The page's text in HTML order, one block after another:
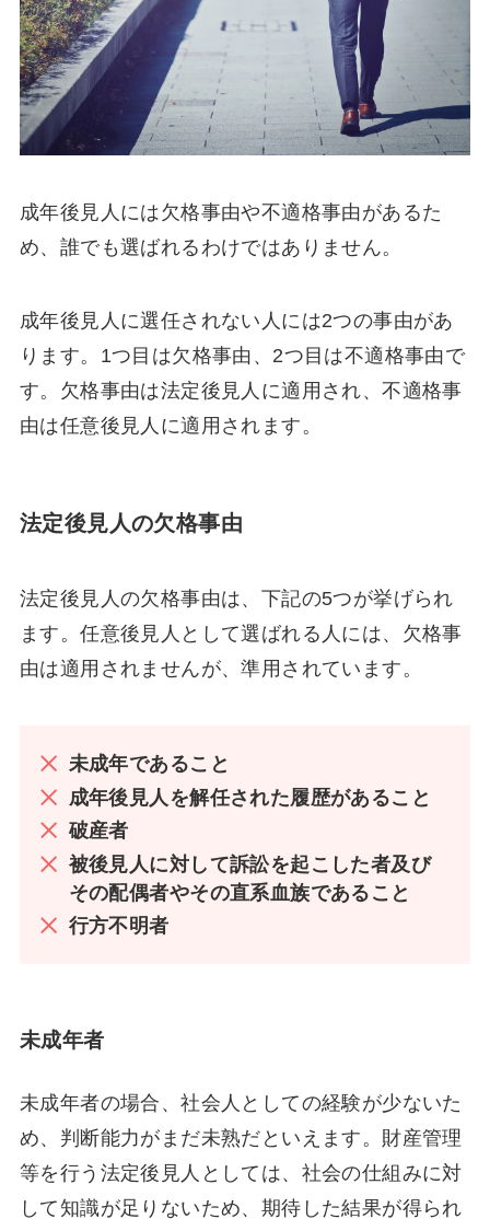
成年後見人には欠格事由や不適格事由があるた
め、誰でも選ばれるわけではありません。
成年後見人に選任されない人には2つの事由があ
ります。1つ目は欠格事由、2つ目は不適格事由で
す。欠格事由は法定後見人に適用され、不適格事
由は任意後見人に適用されます。
法定後見人の欠格事由
法定後見人の欠格事由は、下記の5つが挙げられ
ます。任意後見人として選ばれる人には、欠格事
由は適用されませんが、準用されています。
未成年であること
成年後見人を解任された履歴があること
破産者
被後見人に対して訴訟を起こした者及び
その配偶者やその直系血族であること
行方不明者
未成年者
未成年者の場合、社会人としての経験が少ないた
め、判断能力がまだ未熟だといえます。財産管理
等を行う法定後見人としては、社会の仕組みに対
して知識が足りないため、期待した結果が得られ